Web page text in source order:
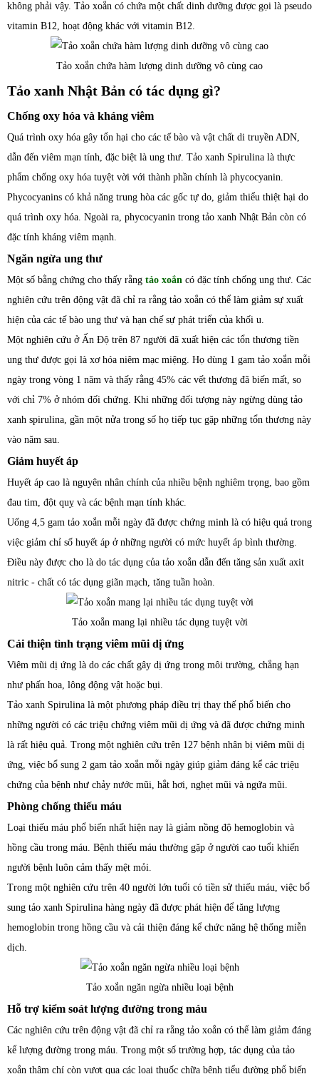
không phải vậy. Tảo xoắn có chứa một chất dinh dưỡng được gọi là pseudo
vitamin B12, hoạt động khác với vitamin B12.
Tảo xoắn chứa hàm lượng dinh dưỡng vô cùng cao
Tảo xanh Nhật Bản có tác dụng gì?
Chống oxy hóa và kháng viêm
Quá trình oxy hóa gây tổn hại cho các tế bào và vật chất di truyền ADN,
dẫn đến viêm mạn tính, đặc biệt là ung thư. Tảo xanh Spirulina là thực
phẩm chống oxy hóa tuyệt vời với thành phần chính là phycocyanin.
Phycocyanins có khả năng trung hòa các gốc tự do, giảm thiểu thiệt hại do
quá trình oxy hóa. Ngoài ra, phycocyanin trong tảo xanh Nhật Bản còn có
đặc tính kháng viêm mạnh.
Ngăn ngừa ung thư
Một số bằng chứng cho thấy rằng tảo xoắn có đặc tính chống ung thư. Các
nghiên cứu trên động vật đã chỉ ra rằng tảo xoắn có thể làm giảm sự xuất
hiện của các tế bào ung thư và hạn chế sự phát triển của khối u.
Một nghiên cứu ở Ấn Độ trên 87 người đã xuất hiện các tổn thương tiền
ung thư được gọi là xơ hóa niêm mạc miệng. Họ dùng 1 gam tảo xoắn mỗi
ngày trong vòng 1 năm và thấy rằng 45% các vết thương đã biến mất, so
với chỉ 7% ở nhóm đối chứng. Khi những đối tượng này ngừng dùng tảo
xanh spirulina, gần một nửa trong số họ tiếp tục gặp những tổn thương này
vào năm sau.
Giảm huyết áp
Huyết áp cao là nguyên nhân chính của nhiều bệnh nghiêm trọng, bao gồm
đau tim, đột quỵ và các bệnh mạn tính khác.
Uống 4,5 gam tảo xoắn mỗi ngày đã được chứng minh là có hiệu quả trong
việc giảm chỉ số huyết áp ở những người có mức huyết áp bình thường.
Điều này được cho là do tác dụng của tảo xoắn dẫn đến tăng sản xuất axit
nitric - chất có tác dụng giãn mạch, tăng tuần hoàn.
Tảo xoắn mang lại nhiều tác dụng tuyệt vời
Cải thiện tình trạng viêm mũi dị ứng
Viêm mũi dị ứng là do các chất gây dị ứng trong môi trường, chẳng hạn
như phấn hoa, lông động vật hoặc bụi.
Tảo xanh Spirulina là một phương pháp điều trị thay thế phổ biến cho
những người có các triệu chứng viêm mũi dị ứng và đã được chứng minh
là rất hiệu quả. Trong một nghiên cứu trên 127 bệnh nhân bị viêm mũi dị
ứng, việc bổ sung 2 gam tảo xoắn mỗi ngày giúp giảm đáng kể các triệu
chứng của bệnh như chảy nước mũi, hắt hơi, nghẹt mũi và ngứa mũi.
Phòng chống thiếu máu
Loại thiếu máu phổ biến nhất hiện nay là giảm nồng độ hemoglobin và
hồng cầu trong máu. Bệnh thiếu máu thường gặp ở người cao tuổi khiến
người bệnh luôn cảm thấy mệt mỏi.
Trong một nghiên cứu trên 40 người lớn tuổi có tiền sử thiếu máu, việc bổ
sung tảo xanh Spirulina hàng ngày đã được phát hiện để tăng lượng
hemoglobin trong hồng cầu và cải thiện đáng kể chức năng hệ thống miễn
dịch.
Tảo xoắn ngăn ngừa nhiều loại bệnh
Hỗ trợ kiểm soát lượng đường trong máu
Các nghiên cứu trên động vật đã chỉ ra rằng tảo xoắn có thể làm giảm đáng
kể lượng đường trong máu. Trong một số trường hợp, tác dụng của tảo
xoắn thậm chí còn vượt qua các loại thuốc chữa bệnh tiểu đường phổ biến